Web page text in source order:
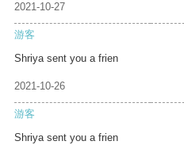
2021-10-27
游客
Shriya sent you a frien
2021-10-26
游客
Shriya sent you a frien